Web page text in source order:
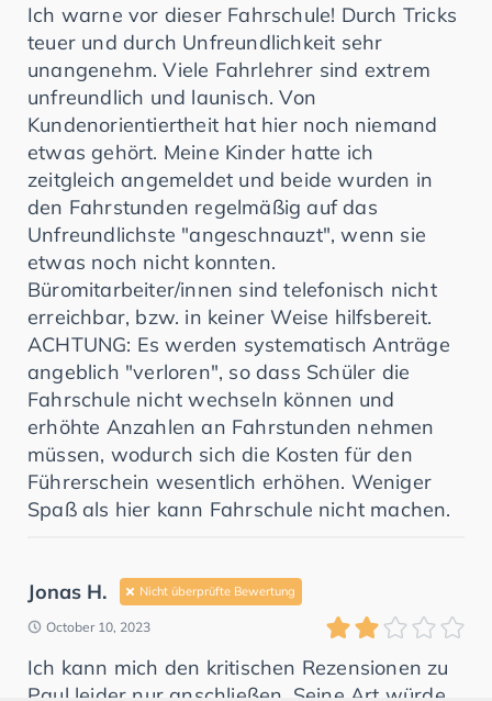
Ich warne vor dieser Fahrschule! Durch Tricks
teuer und durch Unfreundlichkeit sehr
unangenehm. Viele Fahrlehrer sind extrem
unfreundlich und launisch. Von
Kundenorientiertheit hat hier noch niemand
etwas gehört. Meine Kinder hatte ich
zeitgleich angemeldet und beide wurden in
den Fahrstunden regelmäßig auf das
Unfreundlichste "angeschnauzt", wenn sie
etwas noch nicht konnten.
Büromitarbeiter/innen sind telefonisch nicht
erreichbar, bzw. in keiner Weise hilfsbereit.
ACHTUNG: Es werden systematisch Anträge
angeblich "verloren", so dass Schüler die
Fahrschule nicht wechseln können und
erhöhte Anzahlen an Fahrstunden nehmen
müssen, wodurch sich die Kosten für den
Führerschein wesentlich erhöhen. Weniger
Spaß als hier kann Fahrschule nicht machen.
Jonas H. Nicht überprüfte Bewertung
October 10, 2023
Ich kann mich den kritischen Rezensionen zu
Paul leider nur anschließen. Seine Art würde